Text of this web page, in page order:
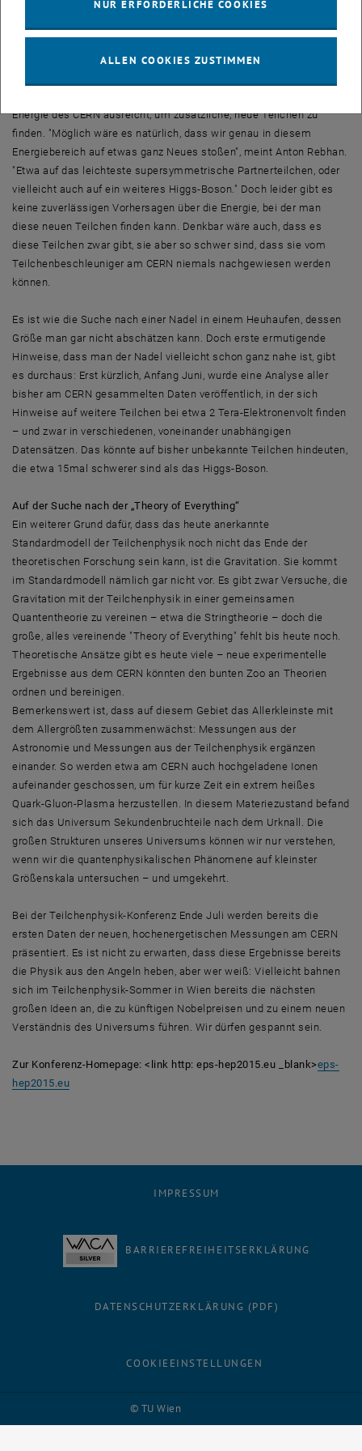
schwerer die Teilchen sind, die man nachweisen möchte, umso
bringt, und umso größer und mächtiger müsste man die
Teilchenbeschleuniger bauen.
Energie des CERN ausreicht, um zusätzliche, neue Teilchen zu
finden. "Möglich wäre es natürlich, dass wir genau in diesem
Energiebereich auf etwas ganz Neues stoßen", meint Anton Rebhan.
"Etwa auf das leichteste supersymmetrische Partnerteilchen, oder
vielleicht auch auf ein weiteres Higgs-Boson." Doch leider gibt es
keine zuverlässigen Vorhersagen über die Energie, bei der man
diese neuen Teilchen finden kann. Denkbar wäre auch, dass es
diese Teilchen zwar gibt, sie aber so schwer sind, dass sie vom
Teilchenbeschleuniger am CERN niemals nachgewiesen werden
können.
Es ist wie die Suche nach einer Nadel in einem Heuhaufen, dessen
Größe man gar nicht abschätzen kann. Doch erste ermutigende
Hinweise, dass man der Nadel vielleicht schon ganz nahe ist, gibt
es durchaus: Erst kürzlich, Anfang Juni, wurde eine Analyse aller
bisher am CERN gesammelten Daten veröffentlich, in der sich
Hinweise auf weitere Teilchen bei etwa 2 Tera-Elektronenvolt finden
– und zwar in verschiedenen, voneinander unabhängigen
Datensätzen. Das könnte auf bisher unbekannte Teilchen hindeuten,
die etwa 15mal schwerer sind als das Higgs-Boson.
Auf der Suche nach der „Theory of Everything“
Ein weiterer Grund dafür, dass das heute anerkannte
Standardmodell der Teilchenphysik noch nicht das Ende der
theoretischen Forschung sein kann, ist die Gravitation. Sie kommt
im Standardmodell nämlich gar nicht vor. Es gibt zwar Versuche, die
Gravitation mit der Teilchenphysik in einer gemeinsamen
Quantentheorie zu vereinen – etwa die Stringtheorie – doch die
große, alles vereinende "Theory of Everything" fehlt bis heute noch.
Theoretische Ansätze gibt es heute viele – neue experimentelle
Ergebnisse aus dem CERN könnten den bunten Zoo an Theorien
ordnen und bereinigen.
Bemerkenswert ist, dass auf diesem Gebiet das Allerkleinste mit
dem Allergrößten zusammenwächst: Messungen aus der
Astronomie und Messungen aus der Teilchenphysik ergänzen
einander. So werden etwa am CERN auch hochgeladene Ionen
aufeinander geschossen, um für kurze Zeit ein extrem heißes
Quark-Gluon-Plasma herzustellen. In diesem Materiezustand befand
sich das Universum Sekundenbruchteile nach dem Urknall. Die
großen Strukturen unseres Universums können wir nur verstehen,
wenn wir die quantenphysikalischen Phänomene auf kleinster
Größenskala untersuchen – und umgekehrt.
Bei der Teilchenphysik-Konferenz Ende Juli werden bereits die
ersten Daten der neuen, hochenergetischen Messungen am CERN
präsentiert. Es ist nicht zu erwarten, dass diese Ergebnisse bereits
die Physik aus den Angeln heben, aber wer weiß: Vielleicht bahnen
sich im Teilchenphysik-Sommer in Wien bereits die nächsten
großen Ideen an, die zu künftigen Nobelpreisen und zu einem neuen
Verständnis des Universums führen. Wir dürfen gespannt sein.
Zur Konferenz-Homepage: <link http: eps-hep2015.eu _blank>eps-
hep2015.eu
© TU Wien
IMPRESSUM
BARRIEREFREIHEITSERKLÄRUNG
DATENSCHUTZERKLÄRUNG (PDF)
COOKIEEINSTELLUNGEN
NUR ERFORDERLICHE COOKIES
ALLEN COOKIES ZUSTIMMEN